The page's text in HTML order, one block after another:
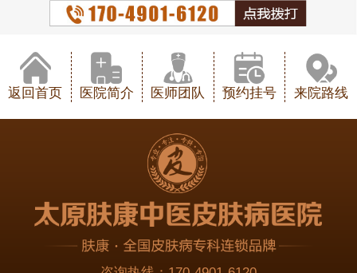
返回首页 医院简介 医师团队 预约挂号 来院路线